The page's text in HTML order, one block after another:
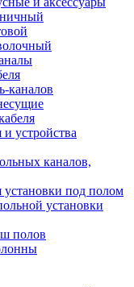
каналов
устройства
каналов,
под полом
установки
полов